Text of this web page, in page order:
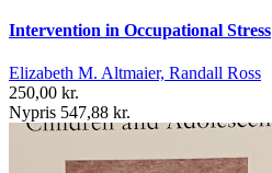
Intervention in Occupational Stress
Elizabeth M. Altmaier, Randall Ross
250,00 kr.
Nypris 547,88 kr.